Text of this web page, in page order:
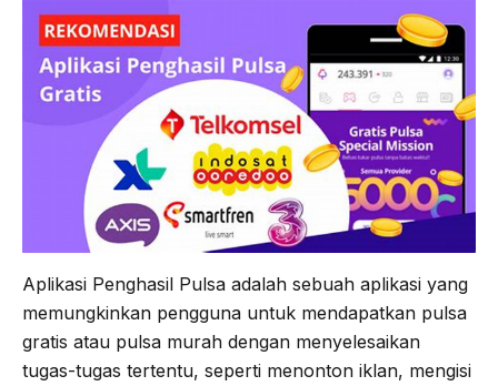
o
k
r
g
r
m
A
p
p
Aplikasi Penghasil Pulsa adalah sebuah aplikasi yang
memungkinkan pengguna untuk mendapatkan pulsa
gratis atau pulsa murah dengan menyelesaikan
tugas-tugas tertentu, seperti menonton iklan, mengisi